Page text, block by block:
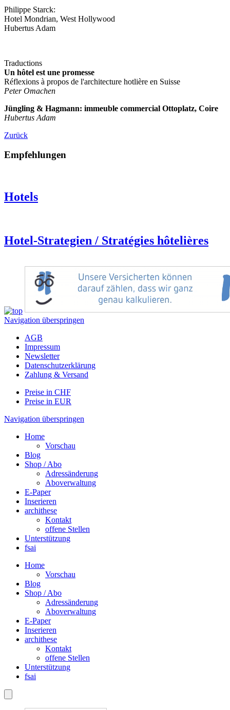
Philippe Starck:
Hotel Mondrian, West Hollywood
Hubertus Adam
Traductions
Un hôtel est une promesse
Réflexions à propos de l'architecture hotlière en Suisse
Peter Omachen
Jüngling & Hagmann: immeuble commercial Ottoplatz, Coire
Hubertus Adam
Zurück
Empfehlungen
Hotels
Hotel-Strategien / Stratégies hôtelières
Navigation überspringen
AGB
Impressum
Newsletter
Datenschutzerklärung
Zahlung & Versand
Preise in CHF
Preise in EUR
Navigation überspringen
Home
Vorschau
Blog
Shop / Abo
Adressänderung
Aboverwaltung
E-Paper
Inserieren
archithese
Kontakt
offene Stellen
Unterstützung
fsai
Home
Vorschau
Blog
Shop / Abo
Adressänderung
Aboverwaltung
E-Paper
Inserieren
archithese
Kontakt
offene Stellen
Unterstützung
fsai